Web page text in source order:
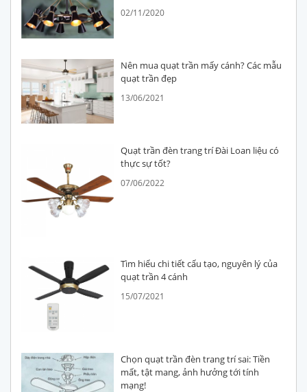
02/11/2020
Nên mua quạt trần mấy cánh? Các mẫu
quạt trần đẹp
13/06/2021
Quạt trần đèn trang trí Đài Loan liệu có
thực sự tốt?
07/06/2022
Tìm hiểu chi tiết cấu tạo, nguyên lý của
quạt trần 4 cánh
15/07/2021
Chọn quạt trần đèn trang trí sai: Tiền
mất, tật mang, ảnh hưởng tới tính
mạng!